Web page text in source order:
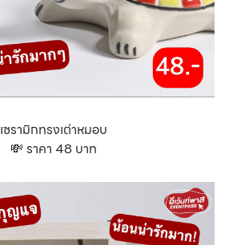
เซรามิกทรงเต่าหมอบ
💸 ราคา 48 บาท